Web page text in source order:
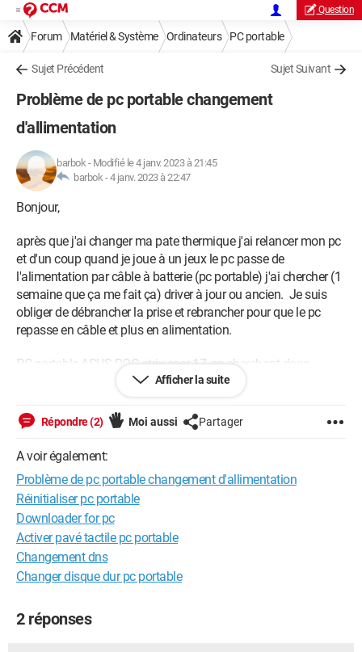
Question
Forum Matériel & Système Ordinateurs PC portable
Sujet Précédent Sujet Suivant
Problème de pc portable changement
d'allimentation
barbok- Modifié le 4 janv. 2023 à 21:45
barbok -4 janv. 2023 à 22:47
Bonjour,
après que j'ai changer ma pate thermique j'ai relancer mon pc
et d'un coup quand je joue à un jeux le pc passe de
l'alimentation par câble à batterie (pc portable) j'ai chercher (1
semaine que ça me fait ça) driver à jour ou ancien. Je suis
obliger de débrancher la prise et rebrancher pour que le pc
repasse en câble et plus en alimentation.
PC portable ASUS ROG strix scar 17, en cherchant dans
observateur d'évènements j'ai trouver ça à chaque fois qu'il y
System
Guid]{ce8dee0b-d539-4000-b0f8-77bed049c590}
EventID12
Version0
Task10
Afficher la suite
Répondre (2) Moi aussi Partager
A voir également:
Problème de pc portable changement d'allimentation
Réinitialiser pc portable
Downloader for pc
Activer pavé tactile pc portable
Changement dns
Changer disque dur pc portable
2 réponses